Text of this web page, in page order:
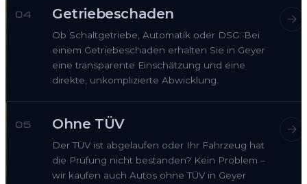
04 Getriebeschaden
Ob Schaltgetriebe, Automatik oder DSG: Bei
einem Getriebeschaden erhalten Sie in Geyer
eine transparente Einschätzung und eine
direkte, unkomplizierte Abwicklung.
05 Ohne TÜV
Der TÜV ist abgelaufen oder Ihr Fahrzeug hat
die Prüfung nicht bestanden? Kein Problem –
wir kaufen auch Autos ohne TÜV in Geyer